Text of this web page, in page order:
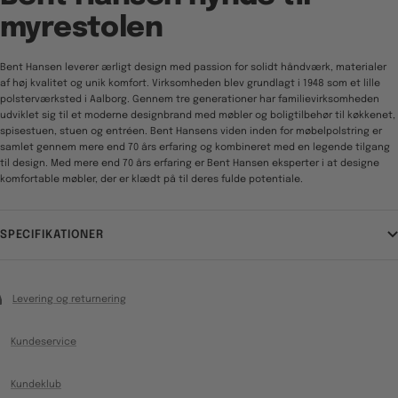
myrestolen
Bent Hansen leverer ærligt design med passion for solidt håndværk, materialer
af høj kvalitet og unik komfort. Virksomheden blev grundlagt i 1948 som et lille
polsterværksted i Aalborg. Gennem tre generationer har familievirksomheden
udviklet sig til et moderne designbrand med møbler og boligtilbehør til køkkenet,
spisestuen, stuen og entréen. Bent Hansens viden inden for møbelpolstring er
samlet gennem mere end 70 års erfaring og kombineret med en legende tilgang
til design. Med mere end 70 års erfaring er Bent Hansen eksperter i at designe
komfortable møbler, der er klædt på til deres fulde potentiale.
SPECIFIKATIONER
Levering og returnering
Kundeservice
Kundeklub